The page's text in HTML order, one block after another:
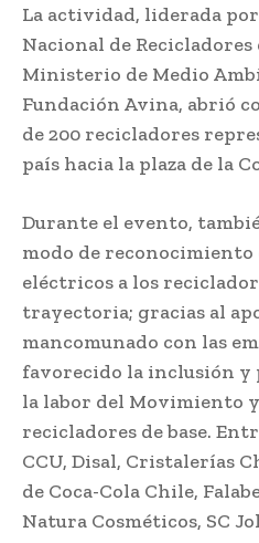
La actividad, liderada
Nacional de Recicladores
Ministerio de Medio
Fundación Avina, abrió
de 200 recicladores
país hacia la plaza de la
Durante el evento,
modo de reconocimiento
eléctricos a los
trayectoria; gracias al
mancomunado con las
favorecido la inclusión y
la labor del Movimiento
recicladores de base.
CCU, Disal, Cristalerías
de Coca-Cola Chile,
Natura Cosméticos, SC